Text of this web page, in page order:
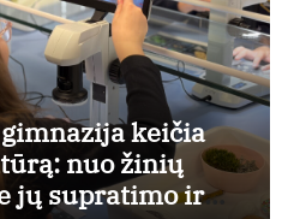
keičia
nuo žinių
jų supratimo ir